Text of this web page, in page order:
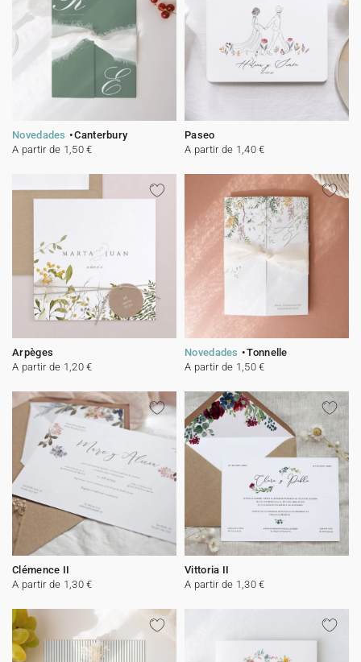
Novedades
Canterbury
A partir de 1,50 €
Paseo
A partir de 1,40 €
Arpèges
A partir de 1,20 €
Novedades
Tonnelle
A partir de 1,50 €
Clémence II
A partir de 1,30 €
Vittoria II
A partir de 1,30 €